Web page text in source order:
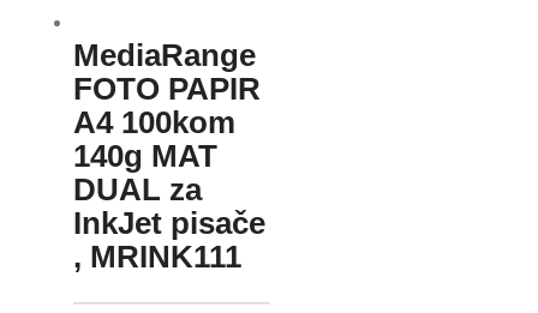
MediaRange
FOTO PAPIR
A4 100kom
140g MAT
DUAL za
InkJet pisače
, MRINK111